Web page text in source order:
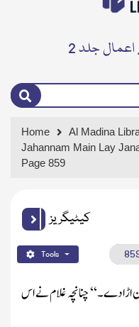
جلد 2
Home
Al Madina
Jahannam Main Lay
Page 859
کیٹیگریز
Tools
اڑا دے۔‘‘ چنانچہ غلام نے اس